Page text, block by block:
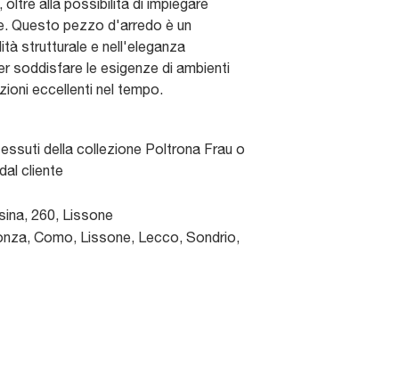
alla possibilità di impiegare
Questo pezzo d'arredo è un
strutturale e nell'eleganza
soddisfare le esigenze di ambienti
eccellenti nel tempo.
della collezione Poltrona Frau o
cliente
260, Lissone
Como, Lissone, Lecco, Sondrio,